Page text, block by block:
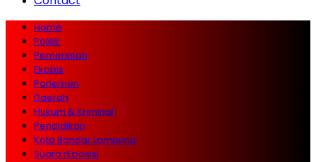
Home
Politik
Pemerintah
Ekobis
Parlemen
Daerah
Hukum & Kriminal
Pendidikan
Kota Bandar Lampung
Suara rEposisi